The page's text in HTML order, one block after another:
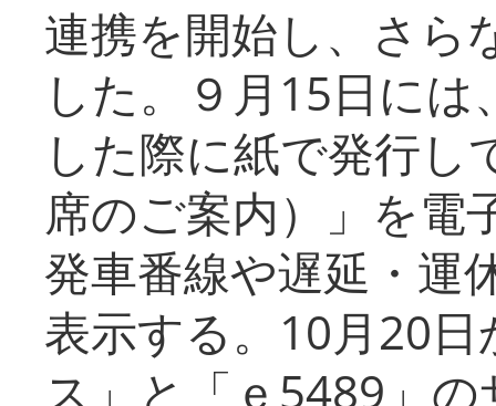
連携を開始し、さら
した。９月15日に
した際に紙で発行し
席のご案内）」を電
発車番線や遅延・運
表示する。10月20
ス」と「ｅ5489」